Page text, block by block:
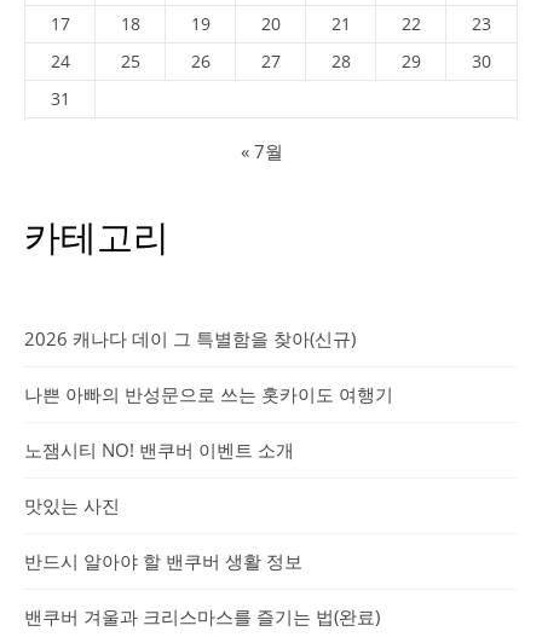
17
18 19 20 21 22
23
24
25 26 27 28 29
30
31
« 7월
카테고리
2026 캐나다 데이 그 특별함을 찾아(신규)
나쁜 아빠의 반성문으로 쓰는 홋카이도 여행기
노잼시티 NO! 밴쿠버 이벤트 소개
맛있는 사진
반드시 알아야 할 밴쿠버 생활 정보
밴쿠버 겨울과 크리스마스를 즐기는 법(완료)